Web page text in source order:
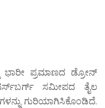
ಭಾರೀ ಪ್ರಮಾಣದ ಡ್ರೋನ್
ಸಮೀಪದ ತೈಲ
ಗುರಿಯಾಗಿಸಿಕೊಂಡಿದೆ.